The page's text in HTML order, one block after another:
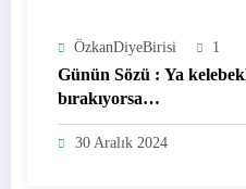
ÖzkanDiyeBirisi 1
Günün Sözü : Ya
bırakıyorsa…
30 Aralık 2024